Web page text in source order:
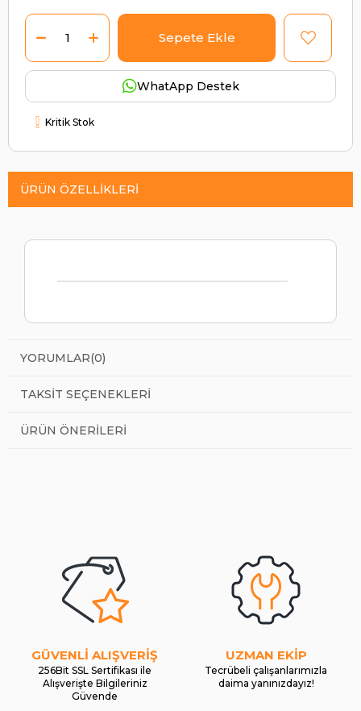
WhatApp Destek
Kritik Stok
ÜRÜN ÖZELLIKLERI
YORUMLAR(0)
TAKSIT SEÇENEKLERI
ÜRÜN ÖNERILERI
GÜVENLİ ALIŞVERİŞ
256Bit SSL Sertifikası ile
Alışverişte Bilgileriniz
Güvende
UZMAN EKİP
Tecrübeli çalışanlarımızla
daima yanınızdayız!